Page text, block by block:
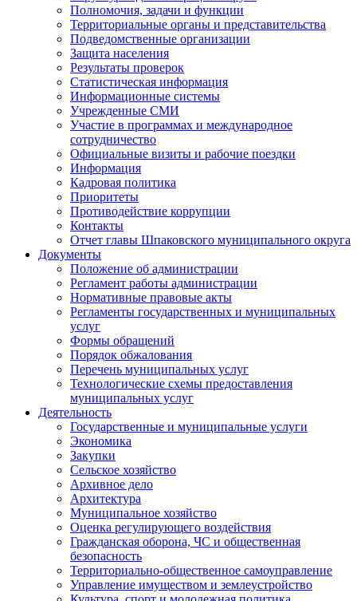
Полномочия, задачи и функции
Территориальные органы и представительства
Подведомственные организации
Защита населения
Результаты проверок
Статистическая информация
Информационные системы
Учрежденные СМИ
Участие в программах и международное
сотрудничество
Официальные визиты и рабочие поездки
Информация
Кадровая политика
Приоритеты
Противодействие коррупции
Контакты
Отчет главы Шпаковского муниципального округа
Документы
Положение об администрации
Регламент работы администрации
Нормативные правовые акты
Регламенты государственных и муниципальных
услуг
Формы обращений
Порядок обжалования
Перечень муниципальных услуг
Технологические схемы предоставления
муниципальных услуг
Деятельность
Государственные и муниципальные услуги
Экономика
Закупки
Сельское хозяйство
Архивное дело
Архитектура
Муниципальное хозяйство
Оценка регулирующего воздействия
Гражданская оборона, ЧС и общественная
безопасность
Территориально-общественное самоуправление
Управление имуществом и землеустройство